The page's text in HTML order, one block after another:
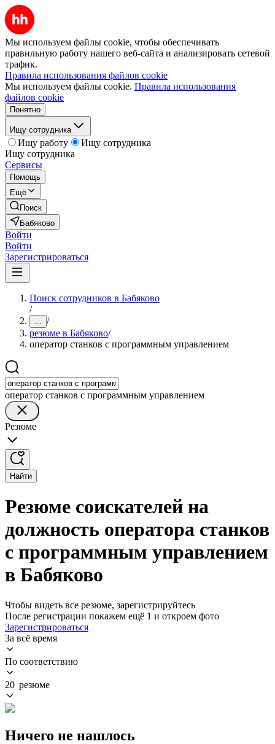
Мы используем файлы cookie, чтобы обеспечивать
правильную работу нашего веб-сайта и анализировать сетевой
трафик.
Правила использования файлов cookie
Мы используем файлы cookie. Правила использования
файлов cookie
Понятно
Ищу сотрудника
Ищу работу
Ищу сотрудника
Ищу сотрудника
Сервисы
Помощь
Ещё
Поиск
Бабяково
Войти
Войти
Зарегистрироваться
Поиск сотрудников в Бабяково
/
... /
резюме в Бабяково/
оператор станков с программным управлением
оператор станков с программным управлением
Резюме
Найти
Резюме соискателей на
должность оператора станков
с программным управлением
в Бабяково
Чтобы видеть все резюме, зарегистрируйтесь
После регистрации покажем ещё 1 и откроем фото
Зарегистрироваться
За всё время
По соответствию
20 резюме
Ничего не нашлось